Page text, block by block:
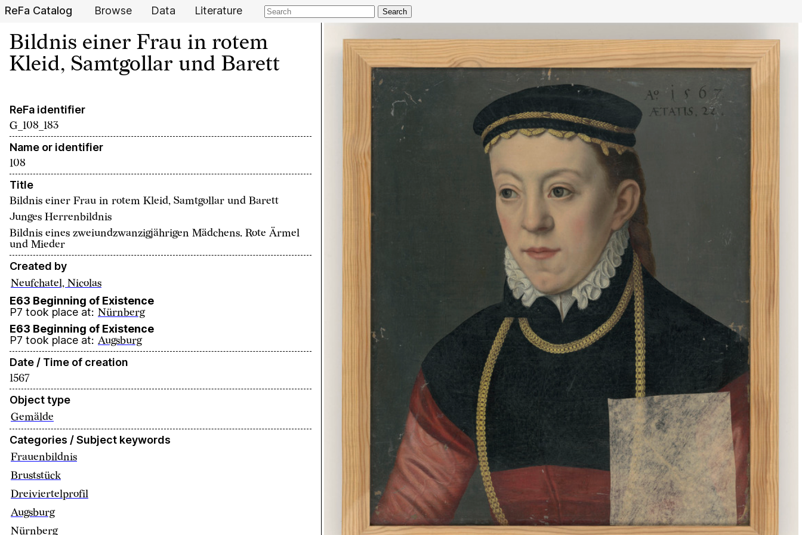
ReFa Catalog Browse Data Literature Search
Bildnis einer Frau in rotem
Kleid, Samtgollar und Barett
ReFa identifier
G_108_183
Name or identifier
108
Title
Bildnis einer Frau in rotem Kleid, Samtgollar und Barett
Junges Herrenbildnis
Bildnis eines zweiundzwanzigjährigen Mädchens. Rote Ärmel
und Mieder
Created by
Neufchatel, Nicolas
E63 Beginning of Existence
P7 took place at: Nürnberg
E63 Beginning of Existence
P7 took place at: Augsburg
Date / Time of creation
1567
Object type
Gemälde
Categories / Subject keywords
Frauenbildnis
Bruststück
Dreiviertelprofil
Augsburg
Nürnberg